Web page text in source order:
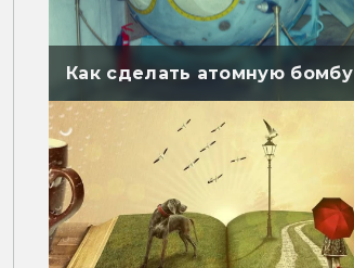
Как сделать атомную бомбу